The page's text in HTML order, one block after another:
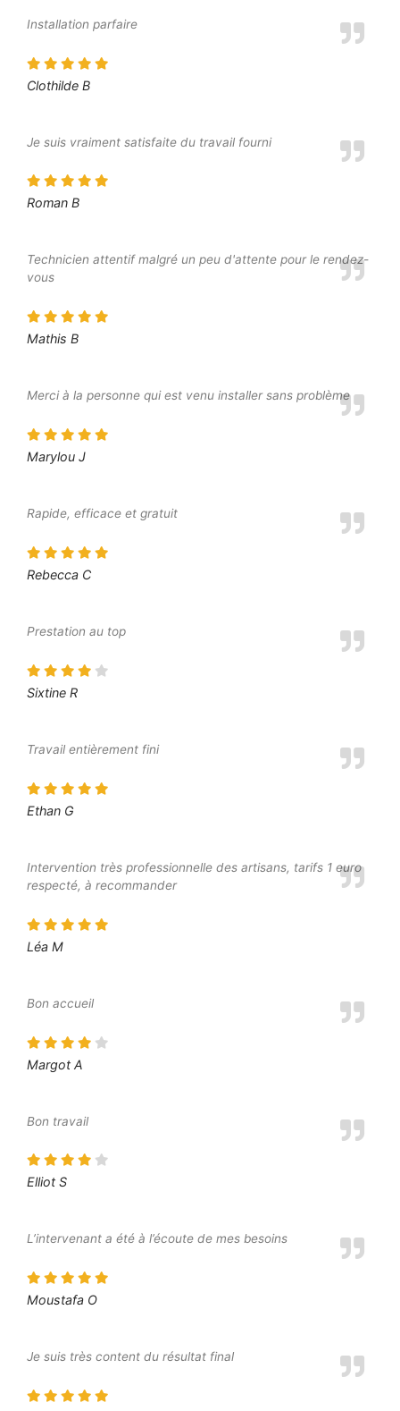
Installation parfaire
Clothilde B
Je suis vraiment satisfaite du travail fourni
Roman B
Technicien attentif malgré un peu d'attente pour le rendez-
vous
Mathis B
Merci à la personne qui est venu installer sans problème
Marylou J
Rapide, efficace et gratuit
Rebecca C
Prestation au top
Sixtine R
Travail entièrement fini
Ethan G
Intervention très professionnelle des artisans, tarifs 1 euro
respecté, à recommander
Léa M
Bon accueil
Margot A
Bon travail
Elliot S
L’intervenant a été à l’écoute de mes besoins
Moustafa O
Je suis très content du résultat final